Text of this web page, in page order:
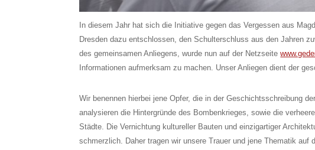
In diesem Jahr hat sich die Initiative gegen das Vergessen aus
Dresden dazu entschlossen, den Schulterschluss aus den Jahren
des gemeinsamen Anliegens, wurde nun auf der Netzseite
Informationen aufmerksam zu machen. Unser Anliegen dient der
Wir benennen hierbei jene Opfer, die in der Geschichtsschreibung
analysieren die Hintergründe des Bombenkrieges, sowie die
Städte. Die Vernichtung kultureller Bauten und einzigartiger
schmerzlich. Daher tragen wir unsere Trauer und jene Thematik